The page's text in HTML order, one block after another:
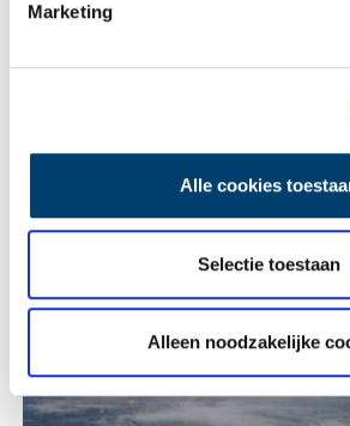
Marketing
Alle cookies
Selectie toestaan
Alleen noodzakelijke